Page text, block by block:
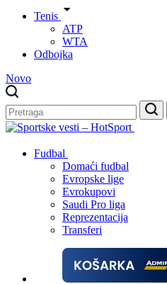
Tenis
ATP
WTA
Odbojka
Novo
Fudbal
Domaći fudbal
Evropske lige
Evrokupovi
Saudi Pro liga
Reprezentacija
Transferi